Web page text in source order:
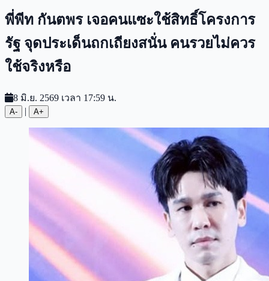
พี่พีท กันตพร เจอคนแซะใช้สิทธิ์โครงการ
รัฐ จุดประเด็นถกเถียงสนั่น คนรวยไม่ควร
ใช้จริงหรือ
8 มิ.ย. 2569 เวลา 17:59 น.
A- | A+